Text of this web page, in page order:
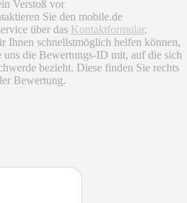
Verstoß vor
Sie den mobile.de
über das Kontaktformular.
Ihnen schnellstmöglich helfen können,
uns die Bewertungs-ID mit, auf die sich
bezieht. Diese finden Sie rechts
Bewertung.